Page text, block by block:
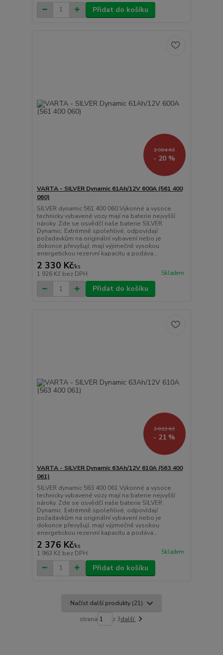
Přidat do košíku
2 904 Kč
- 20 %
VARTA - SILVER Dynamic 61Ah/12V 600A (561 400
060)
SILVER dynamic 561 400 060 Výkonné a vysoce
technicky vybavené vozy mají na baterie nejvyšší
nároky. Zde se osvědčí naše baterie SILVER
Dynamic. Extrémně spolehlivé, odpovídají
požadavkům na originální vybavení nebo je
dokonce převyšují, mají výjimečně vysokou
energetickou rezervní kapacitu a podáva...
2 330 Kč/ks
1 926 Kč bez DPH Skladem
Přidat do košíku
3 013 Kč
- 21 %
VARTA - SILVER Dynamic 63Ah/12V 610A (563 400
061)
SILVER dynamic 563 400 061 Výkonné a vysoce
technicky vybavené vozy mají na baterie nejvyšší
nároky. Zde se osvědčí naše baterie SILVER
Dynamic. Extrémně spolehlivé, odpovídají
požadavkům na originální vybavení nebo je
dokonce převyšují, mají výjimečně vysokou
energetickou rezervní kapacitu a podáva...
2 376 Kč/ks
1 963 Kč bez DPH Skladem
Přidat do košíku
Načíst další produkty (21)
strana z 3další